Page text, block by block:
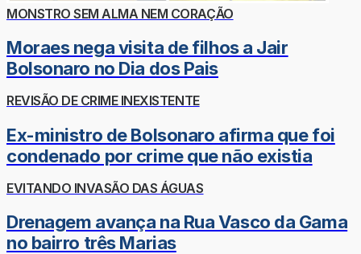
MONSTRO SEM ALMA NEM CORAÇÃO
Moraes nega visita de filhos a Jair
Bolsonaro no Dia dos Pais
REVISÃO DE CRIME INEXISTENTE
Ex-ministro de Bolsonaro afirma que foi
condenado por crime que não existia
EVITANDO INVASÃO DAS ÁGUAS
Drenagem avança na Rua Vasco da Gama
no bairro três Marias